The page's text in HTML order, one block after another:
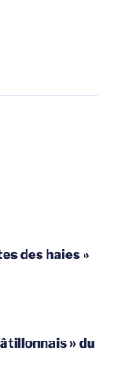
des haies »
» du